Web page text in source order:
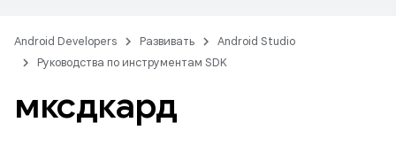
Android Developers Развивать
Android Studio
Руководства по инструментам SDK
мксдкард